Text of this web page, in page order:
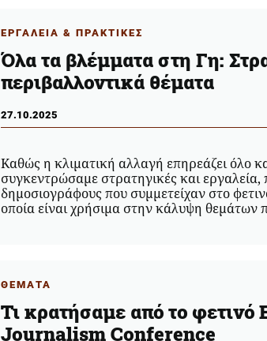
ΕΡΓΑΛΕΙΑ & ΠΡΑΚΤΙΚΕΣ
Όλα τα βλέμματα στη Γη:
περιβαλλοντικά θέματα
27.10.2025
Καθώς η κλιματική αλλαγή επηρεάζει όλο
συγκεντρώσαμε στρατηγικές και εργαλεία,
δημοσιογράφους που συμμετείχαν στο
οποία είναι χρήσιμα στην κάλυψη
ΘΕΜΑΤΑ
Τι κρατήσαμε από το
Journalism Conference